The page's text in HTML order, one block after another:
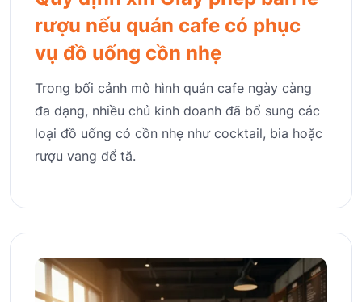
rượu nếu quán cafe có phục
vụ đồ uống cồn nhẹ
Trong bối cảnh mô hình quán cafe ngày càng
đa dạng, nhiều chủ kinh doanh đã bổ sung các
loại đồ uống có cồn nhẹ như cocktail, bia hoặc
rượu vang để tă.